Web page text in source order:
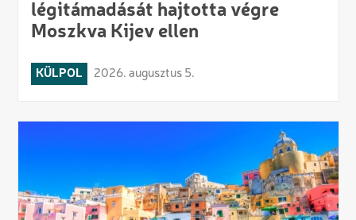
légitámadását hajtotta végre
Moszkva Kijev ellen
KÜLPOL 2026. augusztus 5.